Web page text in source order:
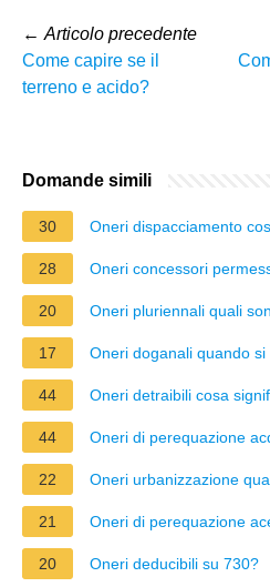
← Articolo precedente
Come capire se il
terreno e acido?
Domande simili
30 Oneri dispacciamento
28 Oneri concessori
20 Oneri pluriennali quali
17 Oneri doganali quando si
44 Oneri detraibili cosa
44 Oneri di perequazione
22 Oneri urbanizzazione
21 Oneri di perequazione
20 Oneri deducibili su 730?